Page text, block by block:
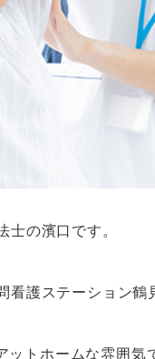
士の濱口です。
看護ステーション
トホームな雰囲気